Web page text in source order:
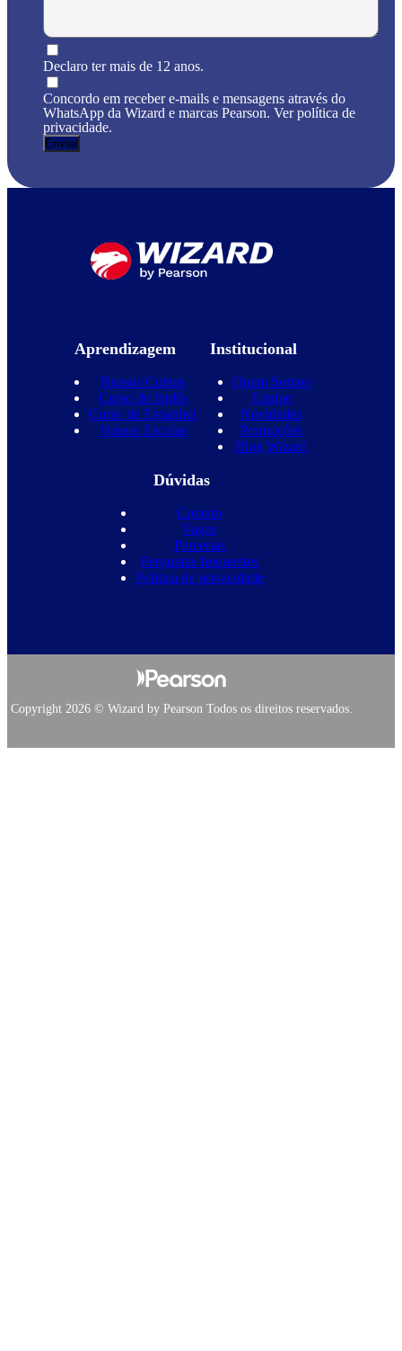
Declaro ter mais de 12 anos.
Concordo em receber e-mails e mensagens através do
WhatsApp da Wizard e marcas Pearson. Ver política de
privacidade.
Aprendizagem
Nossos Cursos
Curso de Inglês
Curso de Espanhol
Nossas Escolas
Institucional
Quem Somos
Equipe
Novidades
Promoções
Blog Wizard
Dúvidas
Contato
Vagas
Parcerias
Perguntas frequentes
Política de privacidade
Copyright 2026 © Wizard by Pearson Todos os direitos reservados.